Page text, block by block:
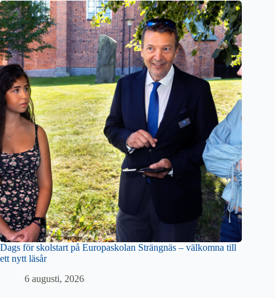
Dags för skolstart på Europaskolan Strängnäs – välkomna till
ett nytt läsår
6 augusti, 2026